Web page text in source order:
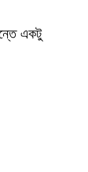
একটু